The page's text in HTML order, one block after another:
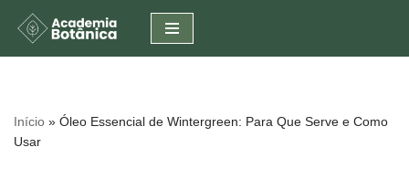
Pular
conteúdo
Início » Óleo Essencial de Wintergreen: Para Que Serve e Como
Usar